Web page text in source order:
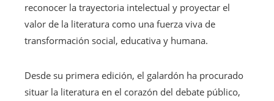
reconocer la trayectoria intelectual y proyectar el
valor de la literatura como una fuerza viva de
transformación social, educativa y humana.
Desde su primera edición, el galardón ha procurado
situar la literatura en el corazón del debate público,